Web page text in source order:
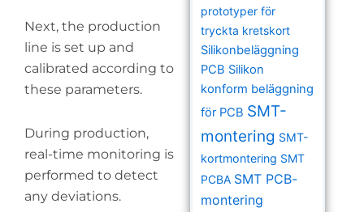
Next, the production
line is set up and
calibrated according to
these parameters.
During production,
real-time monitoring is
performed to detect
any deviations.
prototyper för
tryckta kretskort
Silikonbeläggning
PCB Silikon
konform beläggning
för PCB SMT-
montering SMT-
kortmontering SMT
PCBA SMT PCB-
montering